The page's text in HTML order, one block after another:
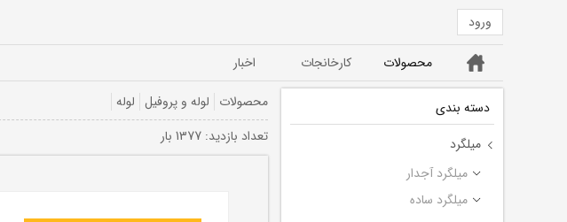
ورود
خانه محصولات کارخانجات اخبار
دسته بندی
میلگرد
میلگرد آجدار
میلگرد ساده
محصولات لوله و پروفیل لوله
تعداد بازديد: 1377 بار